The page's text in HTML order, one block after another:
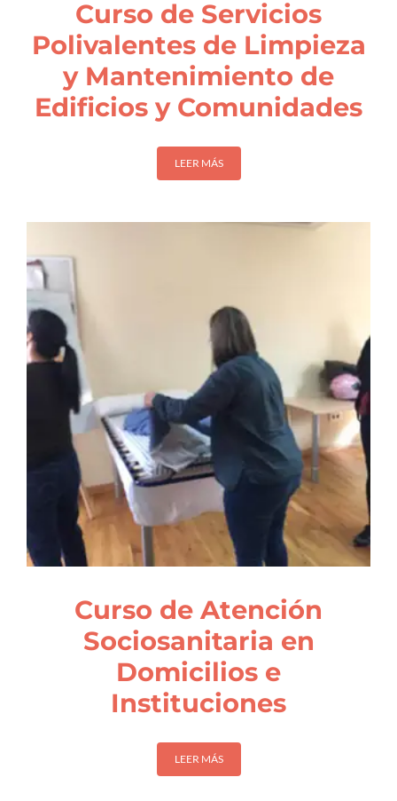
Curso de Servicios
Polivalentes de Limpieza
y Mantenimiento de
Edificios y Comunidades
LEER MÁS
Curso de Atención
Sociosanitaria en
Domicilios e
Instituciones
LEER MÁS